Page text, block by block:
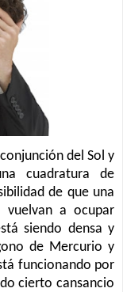
del Sol y
cuadratura de
de que una
vuelvan a ocupar
siendo densa y
de Mercurio y
funcionando por
cierto cansancio